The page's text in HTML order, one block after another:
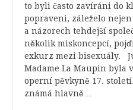
to byli často zavíráni do
popraveni, záleželo
a názorech tehdejší
několik miskoncepcí,
exkurz mezi bisexuály.
Madame La Maupin byla
operní pěvkyně 17.
známá hlavně…